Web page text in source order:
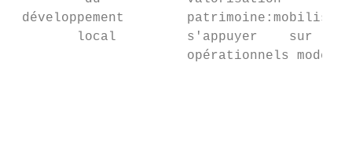
développement        patrimoine:mobiliser
local         s'appuyer    sur
opérationnels